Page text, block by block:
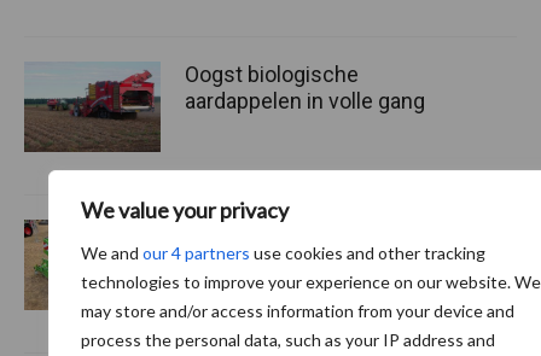
We value your privacy
We and our 4 partners use cookies and other tracking
technologies to improve your experience on our website. We
may store and/or access information from your device and
process the personal data, such as your IP address and
Oogst biologische
aardappelen in volle gang
gedragen pootcombinatie
van AVR